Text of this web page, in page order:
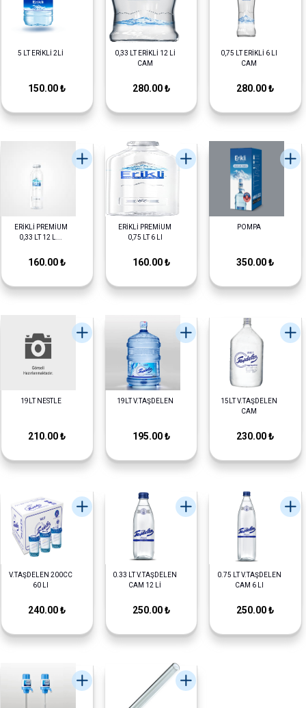
5 LT ERİKLİ 2Lİ
150.00 ₺
0,33 LT ERİKLİ 12 Lİ
CAM
280.00 ₺
0,75 LT ERİKLİ 6 LI
CAM
280.00 ₺
ERİKLİ PREMİUM
0,33 LT 12 L...
160.00 ₺
ERİKLİ PREMİUM
0,75 LT 6 LI
160.00 ₺
POMPA
350.00 ₺
19LT NESTLE
210.00 ₺
19LT V.TAŞDELEN
195.00 ₺
15LT V.TAŞDELEN
CAM
230.00 ₺
V.TAŞDELEN 200CC
60 LI
240.00 ₺
0.33 LT V.TAŞDELEN
CAM 12 Lİ
250.00 ₺
0.75 LT V.TAŞDELEN
CAM 6 LI
250.00 ₺